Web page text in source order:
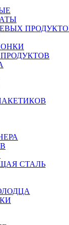
СТАЛЬ